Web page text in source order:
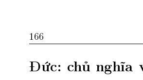
166
Đức: chủ nghĩa